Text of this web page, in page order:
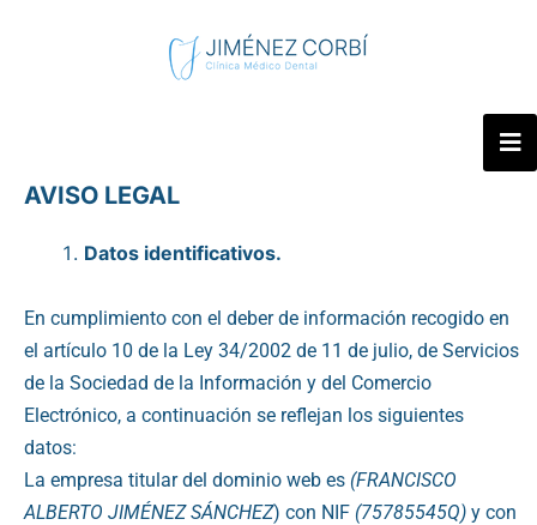
AVISO LEGAL
Datos identificativos.
En cumplimiento con el deber de información recogido en
el artículo 10 de la Ley 34/2002 de 11 de julio, de Servicios
de la Sociedad de la Información y del Comercio
Electrónico, a continuación se reflejan los siguientes
datos:
La empresa titular del dominio web es (FRANCISCO
ALBERTO JIMÉNEZ SÁNCHEZ) con NIF (75785545Q) y con